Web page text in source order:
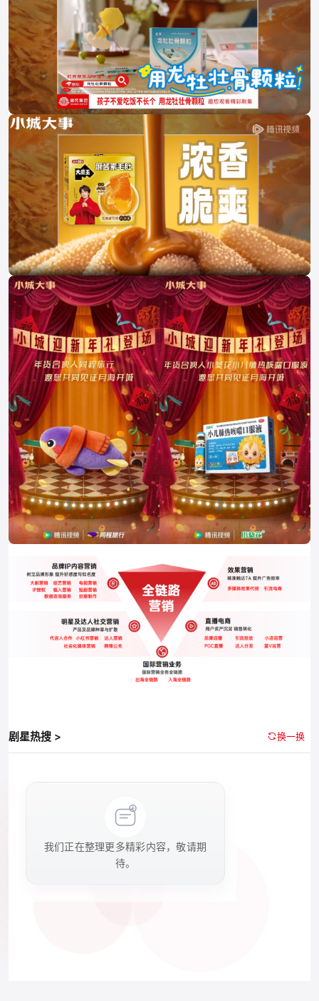
剧星热搜 > 换一换
我们正在整理更多精彩内容，敬请期
待。